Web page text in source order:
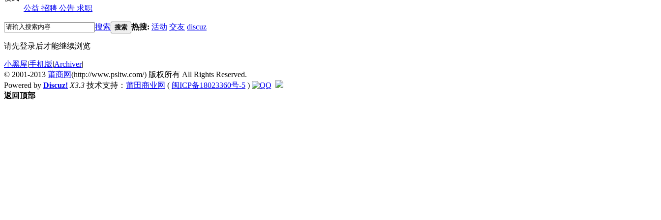
公益 招聘 公告 求职
搜索 搜索 热搜: 活动 交友 discuz
请先登录后才能继续浏览
小黑屋|手机版|Archiver|
© 2001-2013 莆商网(http://www.psltw.com/) 版权所有 All Rights Reserved.
Powered by Discuz! X3.3 技术支持： 莆田商业网 ( 闽ICP备18023360号-5 )
返回顶部